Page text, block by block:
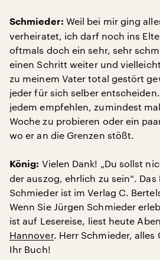
Schmieder: Weil bei mir ging
verheiratet, ich darf noch ins
oftmals doch ein sehr, sehr
einen Schritt weiter und
zu meinem Vater total gestört
jeder für sich selber
jedem empfehlen, zumindest
Woche zu probieren oder ein
wo er an die Grenzen stößt.
König: Vielen Dank! „Du sollst
der auszog, ehrlich zu sein“.
Schmieder ist im Verlag C.
Wenn Sie Jürgen Schmieder
ist auf Lesereise, liest heute
Hannover. Herr Schmieder, alles
Ihr Buch!